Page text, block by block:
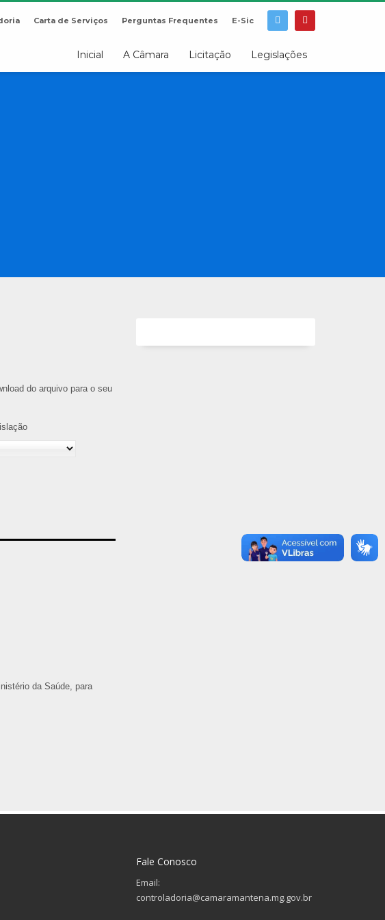
Carta de Serviços Perguntas Frequentes E-Sic
Inicial A Câmara Licitação Legislações
do arquivo para o seu
da Saúde, para
Fale Conosco
Email:
controladoria@camaramantena.mg.gov.br